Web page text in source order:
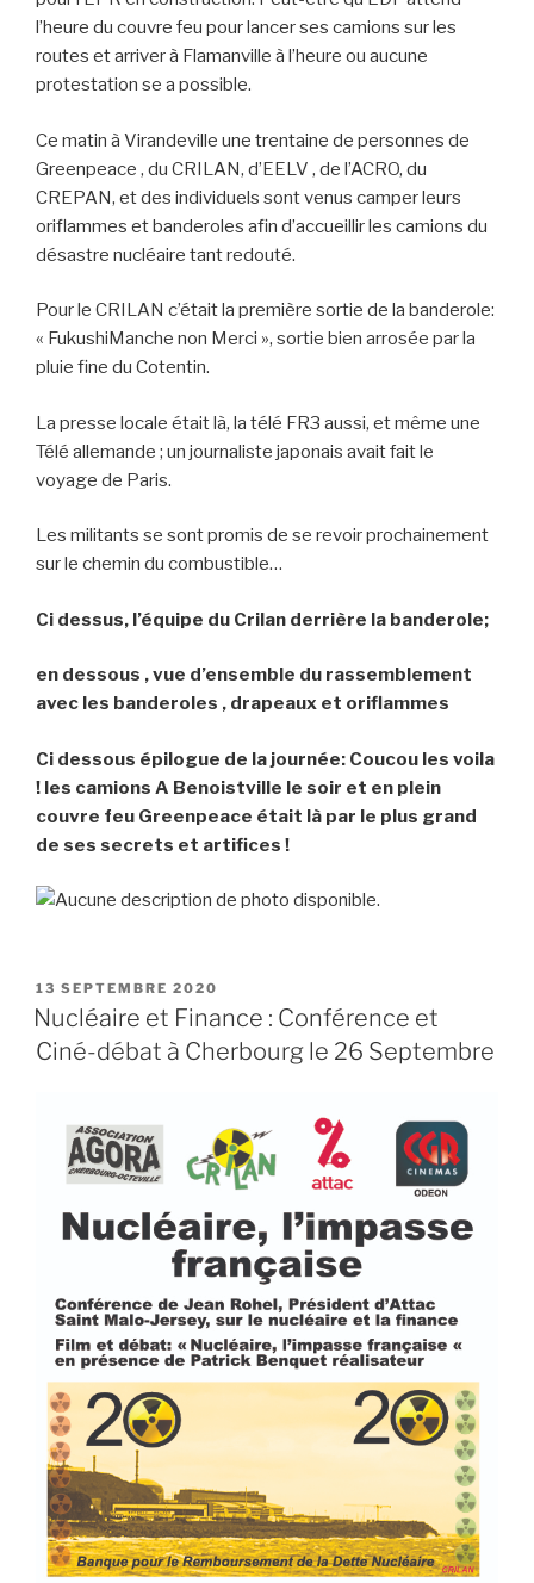
l’heure du couvre feu pour lancer ses camions sur les
routes et arriver à Flamanville à l’heure ou aucune
protestation se a possible.
Ce matin à Virandeville une trentaine de personnes de
Greenpeace , du CRILAN, d’EELV , de l’ACRO, du
CREPAN, et des individuels sont venus camper leurs
oriflammes et banderoles afin d’accueillir les camions du
désastre nucléaire tant redouté.
Pour le CRILAN c’était la première sortie de la banderole:
« FukushiManche non Merci », sortie bien arrosée par la
pluie fine du Cotentin.
La presse locale était là, la télé FR3 aussi, et même une
Télé allemande ; un journaliste japonais avait fait le
voyage de Paris.
Les militants se sont promis de se revoir prochainement
sur le chemin du combustible…
Ci dessus, l’équipe du Crilan derrière la banderole;
en dessous , vue d’ensemble du rassemblement
avec les banderoles , drapeaux et oriflammes
Ci dessous épilogue de la journée: Coucou les voila
! les camions A Benoistville le soir et en plein
couvre feu Greenpeace était là par le plus grand
de ses secrets et artifices !
PUBLIÉ
LE
13 SEPTEMBRE 2020
Nucléaire et Finance : Conférence et
Ciné-débat à Cherbourg le 26 Septembre